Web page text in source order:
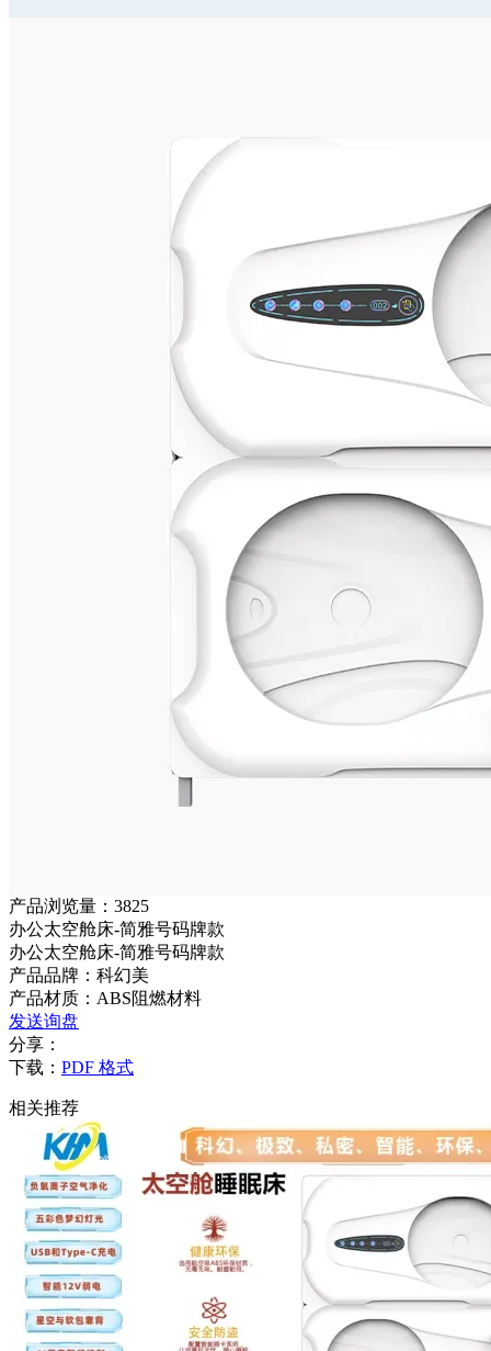
产品浏览量：3825
办公太空舱床-简雅号码牌款
办公太空舱床-简雅号码牌款
产品品牌：科幻美
产品材质：ABS阻燃材料
发送询盘
分享：
下载： PDF 格式
相关推荐